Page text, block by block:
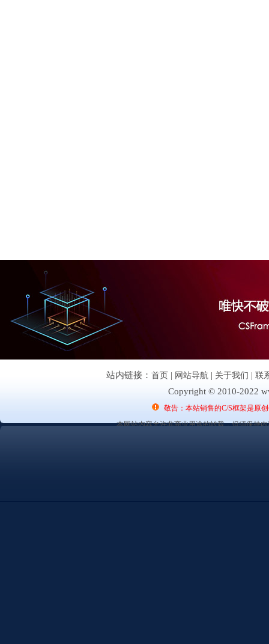
站内链接： 首页 | 网站导航 | 关于我们 | 联
Copyright © 2010-2022
敬告：本站销售的C/S框架是原
本网站内容允许非商业用途的转载，但须保持